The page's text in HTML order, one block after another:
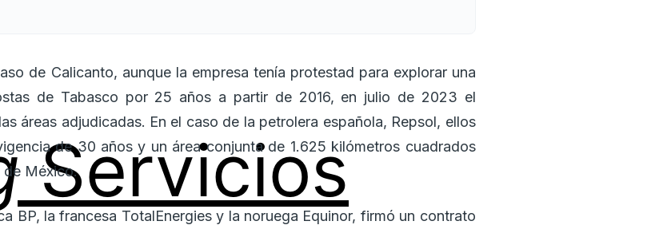
Servicios
de Calicanto, aunque la empresa tenía protestad para explorar una
de Tabasco por 25 años a partir de 2016, en julio de 2023 el
áreas adjudicadas. En el caso de la petrolera española, Repsol, ellos
de 30 años y un área conjunta de 1.625 kilómetros cuadrados
de México.
BP, la francesa TotalEnergies y la noruega Equinor, firmó un contrato